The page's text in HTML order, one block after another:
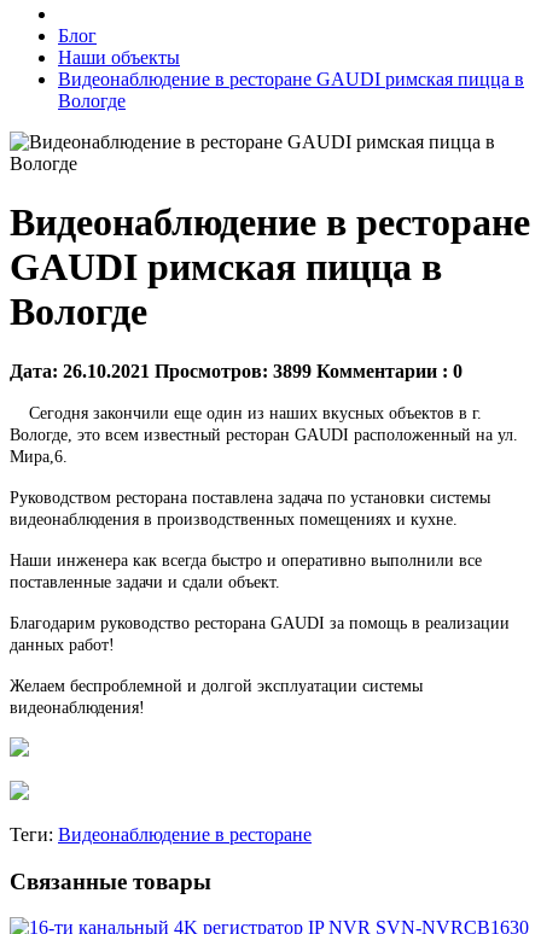
Блог
Наши объекты
Видеонаблюдение в ресторане GAUDI римская пицца в
Вологде
Видеонаблюдение в ресторане
GAUDI римская пицца в
Вологде
Дата: 26.10.2021 Просмотров: 3899 Комментарии : 0
Сегодня закончили еще один из наших вкусных объектов в г.
Вологде, это всем известный ресторан GAUDI расположенный на ул.
Мира,6.
Руководством ресторана поставлена задача по установки системы
видеонаблюдения в производственных помещениях и кухне.
Наши инженера как всегда быстро и оперативно выполнили все
поставленные задачи и сдали объект.
Благодарим руководство ресторана GAUDI за помощь в реализации
данных работ!
Желаем беспроблемной и долгой эксплуатации системы
видеонаблюдения!
Теги: Видеонаблюдение в ресторане
Связанные товары